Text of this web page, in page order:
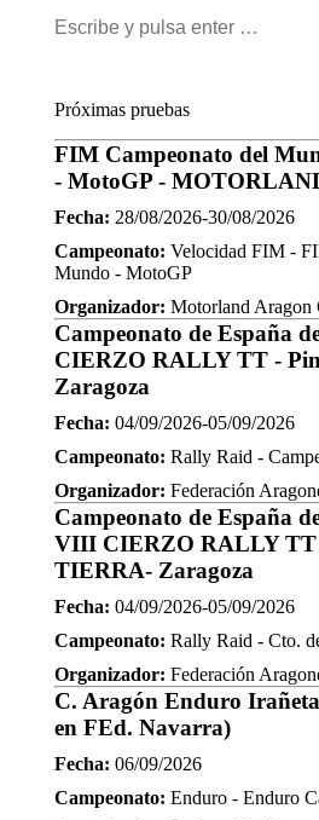
Buscar:
Próximas pruebas
FIM Campeonato del
- MotoGP -
Fecha: 28/08/2026-30/08/2026
Campeonato: Velocidad FIM -
Mundo - MotoGP
Organizador: Motorland Aragon
Campeonato de España
CIERZO RALLY TT -
Zaragoza
Fecha: 04/09/2026-05/09/2026
Campeonato: Rally Raid -
Organizador: Federación
Campeonato de España
VIII CIERZO RALLY
TIERRA- Zaragoza
Fecha: 04/09/2026-05/09/2026
Campeonato: Rally Raid - Cto.
Organizador: Federación
C. Aragón Enduro
en FEd. Navarra)
Fecha: 06/09/2026
Campeonato: Enduro - Enduro